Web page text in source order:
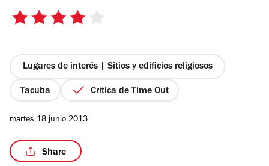
4
estrellas
Lugares de interés | Sitios y edificios religiosos
Tacuba Crítica de Time Out
martes 18 junio 2013
Share